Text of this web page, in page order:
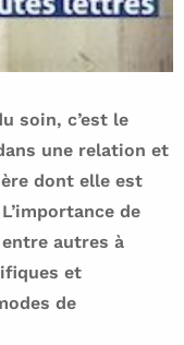
soin, c’est le
une relation et
dont elle est
de
autres à
et
de